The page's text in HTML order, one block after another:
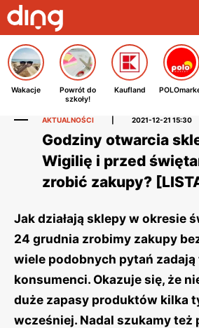
Wakacje
Powrót do
szkoły!
Kaufland
AKTUALNOŚCI 2021-12-21 15:30
Godziny otwarcia
Wigilię i przed
zrobić zakupy?
Jak działają sklepy w okresie
24 grudnia zrobimy zakupy
wiele podobnych pytań zadają
konsumenci. Okazuje się, że
duże zapasy produktów kilka
wcześniej. Nadal szukamy też